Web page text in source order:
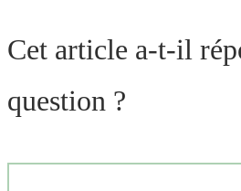
Cet article a-t-il
question ?